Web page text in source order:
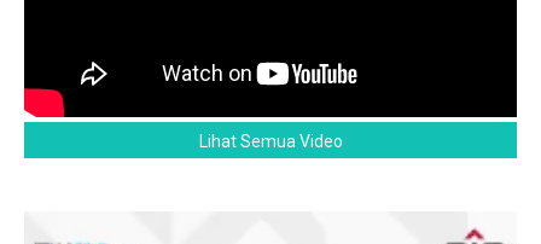
Lihat Semua Video